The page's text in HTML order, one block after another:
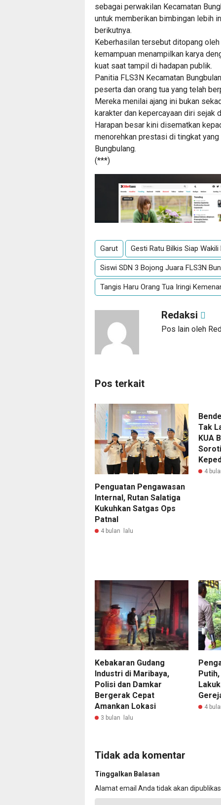
sebagai perwakilan Kecamatan
untuk memberikan bimbingan lebih
berikutnya.
Keberhasilan tersebut ditopang
kemampuan menampilkan karya
kuat saat tampil di hadapan publik.
Panitia FLS3N Kecamatan
peserta dan orang tua yang telah
Mereka menilai ajang ini bukan
karakter dan kepercayaan diri sejak
Harapan besar kini disematkan
menorehkan prestasi di tingkat
Bungbulang.
(***)
Garut Gesti Ratu Bilkis Siap
Siswi SDN 3 Bojong Juara FLS3N
Tangis Haru Orang Tua Iringi
Redaksi
Pos lain oleh
Pos terkait
Penguatan Pengawasan
Internal, Rutan Salatiga
Kukuhkan Satgas Ops
Patnal
4 bulan lalu
Tak
KUA
4
Kebakaran Gudang
Industri di Maribaya,
Polisi dan Damkar
Bergerak Cepat
Amankan Lokasi
3 bulan lalu
4
Tidak ada komentar
Tinggalkan Balasan
Alamat email Anda tidak akan